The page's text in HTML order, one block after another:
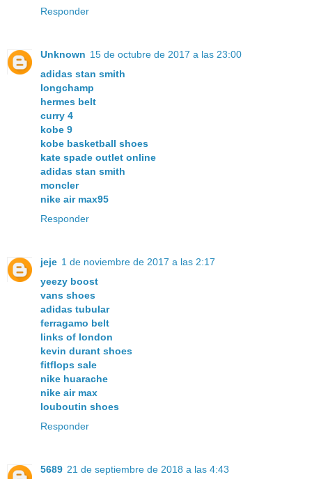
Responder
Unknown 15 de octubre de 2017 a las 23:00
adidas stan smith
longchamp
hermes belt
curry 4
kobe 9
kobe basketball shoes
kate spade outlet online
adidas stan smith
moncler
nike air max95
Responder
jeje 1 de noviembre de 2017 a las 2:17
yeezy boost
vans shoes
adidas tubular
ferragamo belt
links of london
kevin durant shoes
fitflops sale
nike huarache
nike air max
louboutin shoes
Responder
5689 21 de septiembre de 2018 a las 4:43